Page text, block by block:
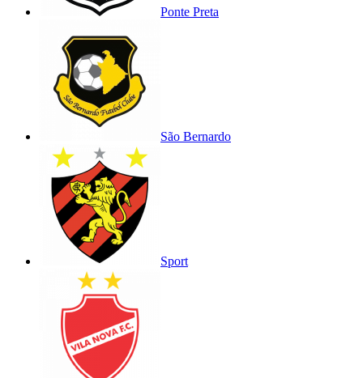
Ponte Preta
São Bernardo
Sport